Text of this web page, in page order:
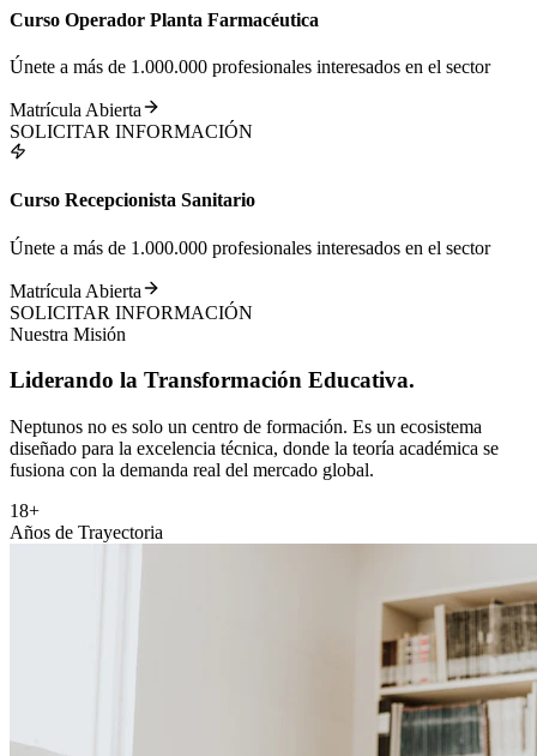
Curso Operador Planta Farmacéutica
Únete a más de 1.000.000 profesionales interesados en el sector
Matrícula Abierta
SOLICITAR INFORMACIÓN
Curso Recepcionista Sanitario
Únete a más de 1.000.000 profesionales interesados en el sector
Matrícula Abierta
SOLICITAR INFORMACIÓN
Nuestra Misión
Liderando la Transformación Educativa.
Neptunos no es solo un centro de formación. Es un ecosistema
diseñado para la excelencia técnica, donde la teoría académica se
fusiona con la demanda real del mercado global.
18+
Años de Trayectoria